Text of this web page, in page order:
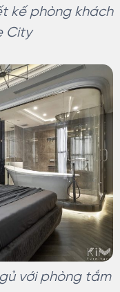
kế phòng khách
City
với phòng tắm